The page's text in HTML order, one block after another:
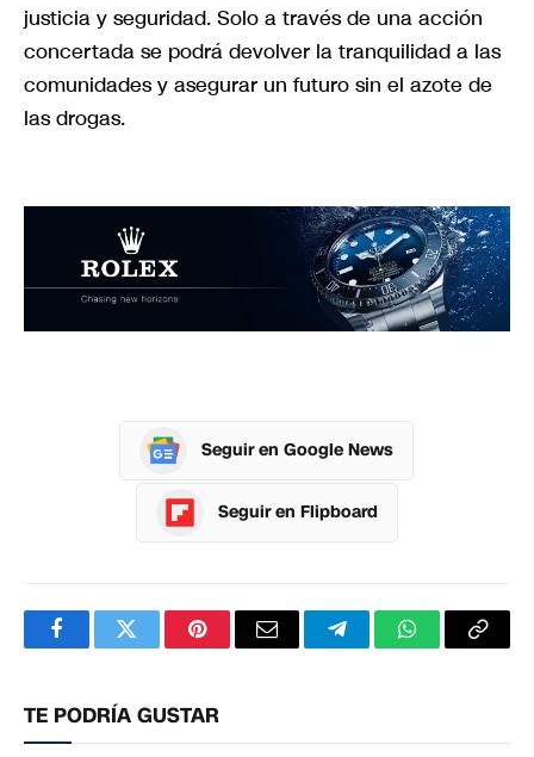
justicia y seguridad. Solo a través de una acción
concertada se podrá devolver la tranquilidad a las
comunidades y asegurar un futuro sin el azote de
las drogas.
Seguir en Google News
Seguir en Flipboard
FacebookTwitterPinterestCorreoTelegramWhatsApp
TE PODRÍA GUSTAR